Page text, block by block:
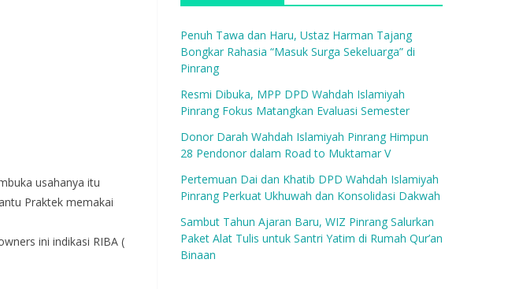
usahanya itu
Praktek memakai
ini indikasi RIBA (
Penuh Tawa dan Haru, Ustaz Harman Tajang
Bongkar Rahasia “Masuk Surga Sekeluarga” di
Pinrang
Resmi Dibuka, MPP DPD Wahdah Islamiyah
Pinrang Fokus Matangkan Evaluasi Semester
Donor Darah Wahdah Islamiyah Pinrang Himpun
28 Pendonor dalam Road to Muktamar V
Pertemuan Dai dan Khatib DPD Wahdah Islamiyah
Pinrang Perkuat Ukhuwah dan Konsolidasi Dakwah
Sambut Tahun Ajaran Baru, WIZ Pinrang Salurkan
Paket Alat Tulis untuk Santri Yatim di Rumah Qur’an
Binaan